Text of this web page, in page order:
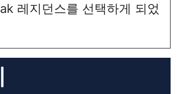
레지던스를 선택하게 되었